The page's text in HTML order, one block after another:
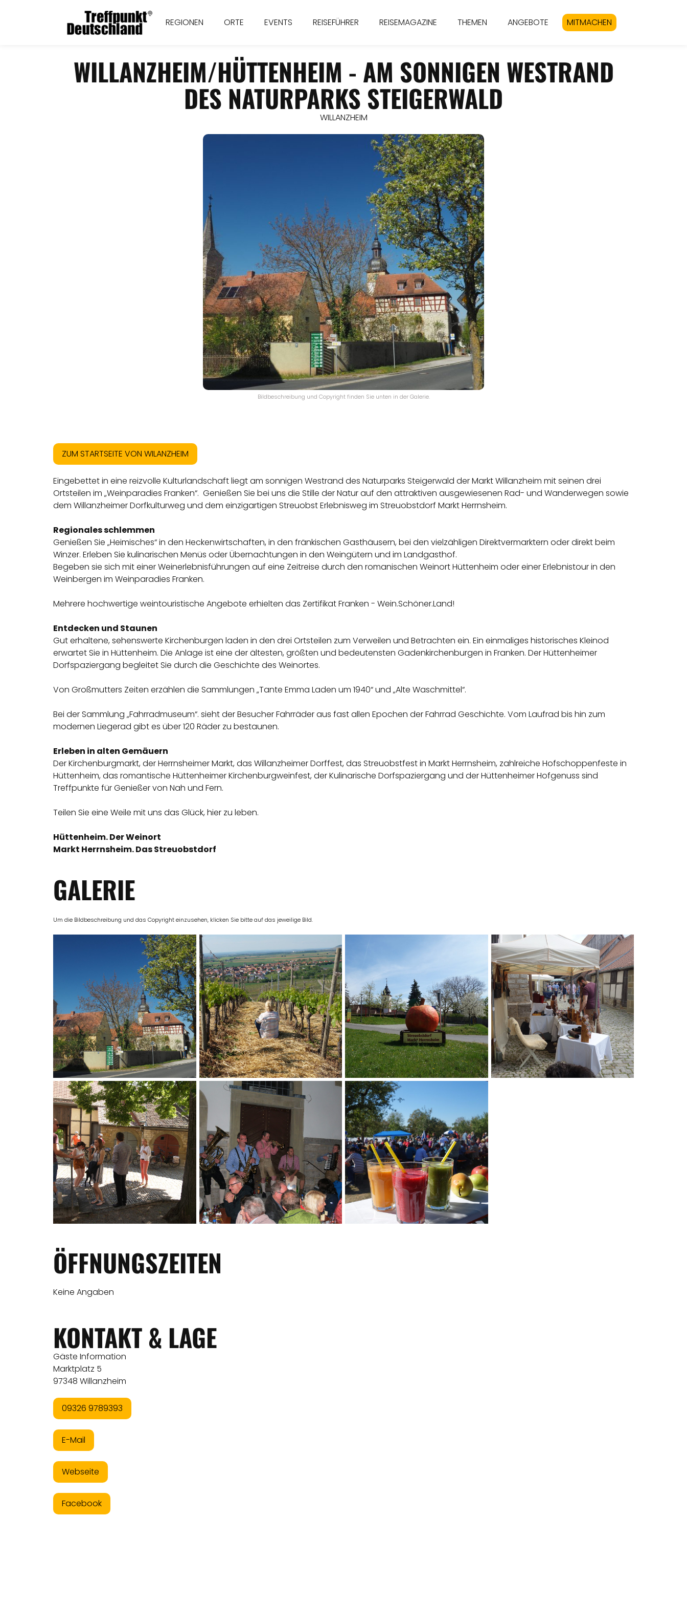
REGIONEN ORTE EVENTS REISEFÜHRER REISEMAGAZINE THEMEN ANGEBOTE MITMACHEN
WILLANZHEIM/HÜTTENHEIM - AM SONNIGEN WESTRAND
DES NATURPARKS STEIGERWALD
WILLANZHEIM
Bildbeschreibung und Copyright finden Sie unten in der Galerie.
ZUM STARTSEITE VON WILANZHEIM
Eingebettet in eine reizvolle Kulturlandschaft liegt am sonnigen Westrand des Naturparks Steigerwald der Markt Willanzheim mit seinen drei
Ortsteilen im „Weinparadies Franken“. Genießen Sie bei uns die Stille der Natur auf den attraktiven ausgewiesenen Rad- und Wanderwegen sowie
dem Willanzheimer Dorfkulturweg und dem einzigartigen Streuobst Erlebnisweg im Streuobstdorf Markt Herrnsheim.
Regionales schlemmen
Genießen Sie „Heimisches“ in den Heckenwirtschaften, in den fränkischen Gasthäusern, bei den vielzähligen Direktvermarktern oder direkt beim
Winzer. Erleben Sie kulinarischen Menüs oder Übernachtungen in den Weingütern und im Landgasthof.
Begeben sie sich mit einer Weinerlebnisführungen auf eine Zeitreise durch den romanischen Weinort Hüttenheim oder einer Erlebnistour in den
Weinbergen im Weinparadies Franken.
Mehrere hochwertige weintouristische Angebote erhielten das Zertifikat Franken - Wein.Schöner.Land!
Entdecken und Staunen
Gut erhaltene, sehenswerte Kirchenburgen laden in den drei Ortsteilen zum Verweilen und Betrachten ein. Ein einmaliges historisches Kleinod
erwartet Sie in Hüttenheim. Die Anlage ist eine der ältesten, größten und bedeutensten Gadenkirchenburgen in Franken. Der Hüttenheimer
Dorfspaziergang begleitet Sie durch die Geschichte des Weinortes.
Von Großmutters Zeiten erzählen die Sammlungen „Tante Emma Laden um 1940“ und „Alte Waschmittel“.
Bei der Sammlung „Fahrradmuseum“. sieht der Besucher Fahrräder aus fast allen Epochen der Fahrrad Geschichte. Vom Laufrad bis hin zum
modernen Liegerad gibt es über 120 Räder zu bestaunen.
Erleben in alten Gemäuern
Der Kirchenburgmarkt, der Herrnsheimer Markt, das Willanzheimer Dorffest, das Streuobstfest in Markt Herrnsheim, zahlreiche Hofschoppenfeste in
Hüttenheim, das romantische Hüttenheimer Kirchenburgweinfest, der Kulinarische Dorfspaziergang und der Hüttenheimer Hofgenuss sind
Treffpunkte für Genießer von Nah und Fern.
Teilen Sie eine Weile mit uns das Glück, hier zu leben.
Hüttenheim. Der Weinort
Markt Herrnsheim. Das Streuobstdorf
GALERIE
Um die Bildbeschreibung und das Copyright einzusehen, klicken Sie bitte auf das jeweilige Bild.
ÖFFNUNGSZEITEN
Keine Angaben
KONTAKT & LAGE
Gäste Information
Marktplatz 5
97348 Willanzheim
09326 9789393
E-Mail
Webseite
Facebook